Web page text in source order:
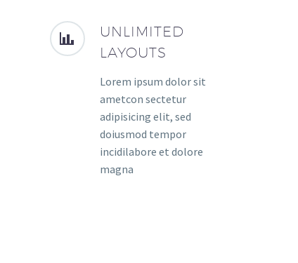
UNLIMITED
LAYOUTS
Lorem ipsum dolor sit
ametcon sectetur
adipisicing elit, sed
doiusmod tempor
incidilabore et dolore
magna